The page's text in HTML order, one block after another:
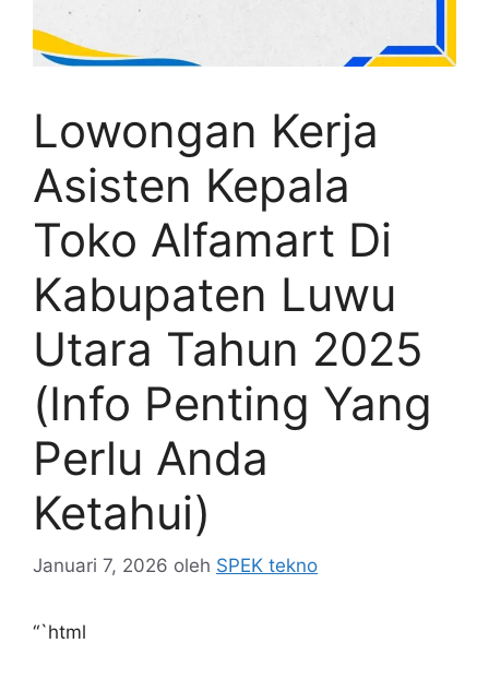
Lowongan Kerja
Asisten Kepala
Toko Alfamart Di
Kabupaten Luwu
Utara Tahun 2025
(Info Penting Yang
Perlu Anda
Ketahui)
Januari 7, 2026 oleh SPEK tekno
“`html